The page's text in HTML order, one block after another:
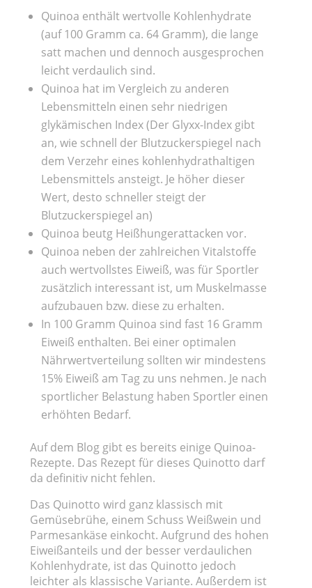
Quinoa enthält wertvolle Kohlenhydrate
(auf 100 Gramm ca. 64 Gramm), die lange
satt machen und dennoch ausgesprochen
leicht verdaulich sind.
Quinoa hat im Vergleich zu anderen
Lebensmitteln einen sehr niedrigen
glykämischen Index (Der Glyxx-Index gibt
an, wie schnell der Blutzuckerspiegel nach
dem Verzehr eines kohlenhydrathaltigen
Lebensmittels ansteigt. Je höher dieser
Wert, desto schneller steigt der
Blutzuckerspiegel an)
Quinoa beutg Heißhungerattacken vor.
Quinoa neben der zahlreichen Vitalstoffe
auch wertvollstes Eiweiß, was für Sportler
zusätzlich interessant ist, um Muskelmasse
aufzubauen bzw. diese zu erhalten.
In 100 Gramm Quinoa sind fast 16 Gramm
Eiweiß enthalten. Bei einer optimalen
Nährwertverteilung sollten wir mindestens
15% Eiweiß am Tag zu uns nehmen. Je nach
sportlicher Belastung haben Sportler einen
erhöhten Bedarf.
Auf dem Blog gibt es bereits einige Quinoa-
Rezepte. Das Rezept für dieses Quinotto darf
da definitiv nicht fehlen.
Das Quinotto wird ganz klassisch mit
Gemüsebrühe, einem Schuss Weißwein und
Parmesankäse einkocht. Aufgrund des hohen
Eiweißanteils und der besser verdaulichen
Kohlenhydrate, ist das Quinotto jedoch
leichter als klassische Variante. Außerdem ist